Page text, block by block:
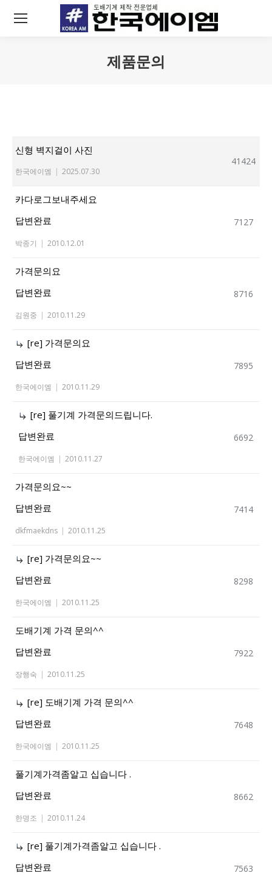
제품문의
신형 벽지걸이 사진
한국에이엠 | 2025.07.30
41424
카다로그보내주세요
답변완료
박종기 | 2010.12.01
7127
가격문의요
답변완료
김원중 | 2010.11.29
8716
[re] 가격문의요
답변완료
한국에이엠 | 2010.11.29
7895
[re] 풀기계 가격문의드립니다.
답변완료
한국에이엠 | 2010.11.27
6692
가격문의요~~
답변완료
dkfmaekdns | 2010.11.25
7414
[re] 가격문의요~~
답변완료
한국에이엠 | 2010.11.25
8298
도배기계 가격 문의^^
답변완료
장행숙 | 2010.11.25
7922
[re] 도배기계 가격 문의^^
답변완료
한국에이엠 | 2010.11.25
7648
풀기계가격좀알고 십습니다 .
답변완료
한명조 | 2010.11.24
8662
[re] 풀기계가격좀알고 십습니다 .
답변완료
7563